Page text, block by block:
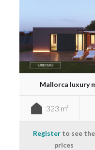
Mallorca luxury
323 m²
Register to see the
prices